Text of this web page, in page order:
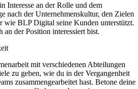
Interesse an der Rolle und dem
nach der Unternehmenskultur, den Zielen
wie BLP Digital seine Kunden unterstützt.
der Position interessiert bist.
mit verschiedenen Abteilungen
zu geben, wie du in der Vergangenheit
zusammengearbeitet hast. Betone deine